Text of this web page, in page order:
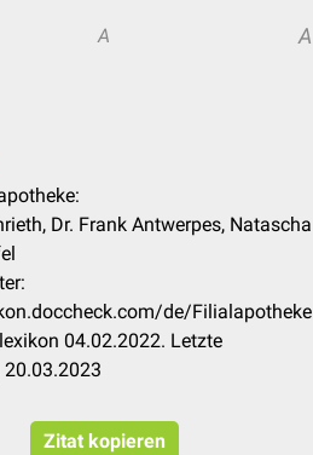
A A
Dr. Frank Antwerpes, Natascha
de/Filialapotheke
04.02.2022. Letzte
Zitat kopieren